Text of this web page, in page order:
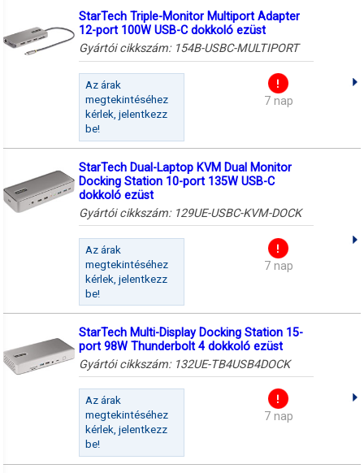
StarTech Triple-Monitor Multiport Adapter
12-port 100W USB-C dokkoló ezüst
Gyártói cikkszám: 154B-USBC-MULTIPORT
Az árak
megtekintéséhez
kérlek, jelentkezz
be!
7 nap
StarTech Dual-Laptop KVM Dual Monitor
Docking Station 10-port 135W USB-C
dokkoló ezüst
Gyártói cikkszám: 129UE-USBC-KVM-DOCK
Az árak
megtekintéséhez
kérlek, jelentkezz
be!
7 nap
StarTech Multi-Display Docking Station 15-
port 98W Thunderbolt 4 dokkoló ezüst
Gyártói cikkszám: 132UE-TB4USB4DOCK
Az árak
megtekintéséhez
kérlek, jelentkezz
be!
7 nap